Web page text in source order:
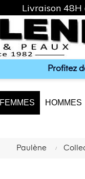
Profitez
FEMMES HOMMES
Paulène
Livraison